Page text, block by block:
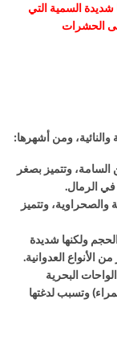
شديدة السمية التي
الحشرات
ومن أشهرها:
السامة، وتتميز بصغر
في الرمال.
والصحراوية، وتتميز
ولكنها شديدة
الأنواع العدوانية.
البحرية
وتسبب لدغتها